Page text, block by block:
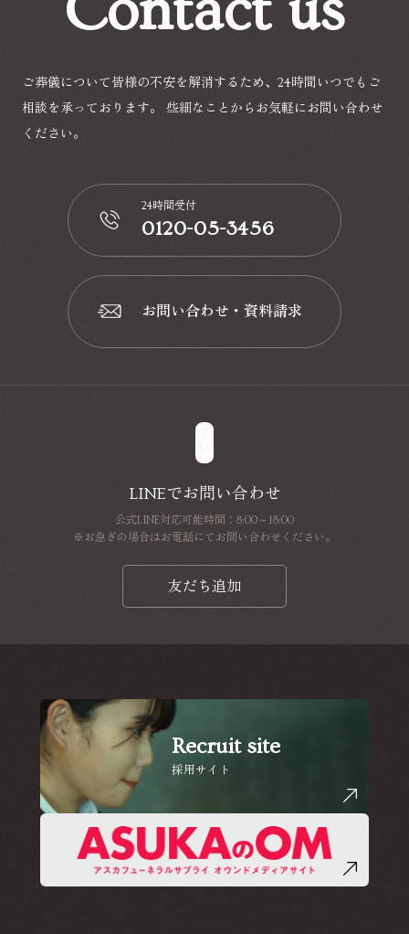
ご葬儀について皆様の不安を解消するため、24時間いつでもご
相談を承っております。
些細なことからお気軽にお問い合わせ
ください。
📞
24時間受付
0120-05-3456
📩
お問い合わせ・資料請求
LINEでお問い合わせ
公式LINE対応可能時間：8:00～18:00
※お急ぎの場合はお電話にてお問い合わせください。
友だち追加
採用サイト
Recruit site